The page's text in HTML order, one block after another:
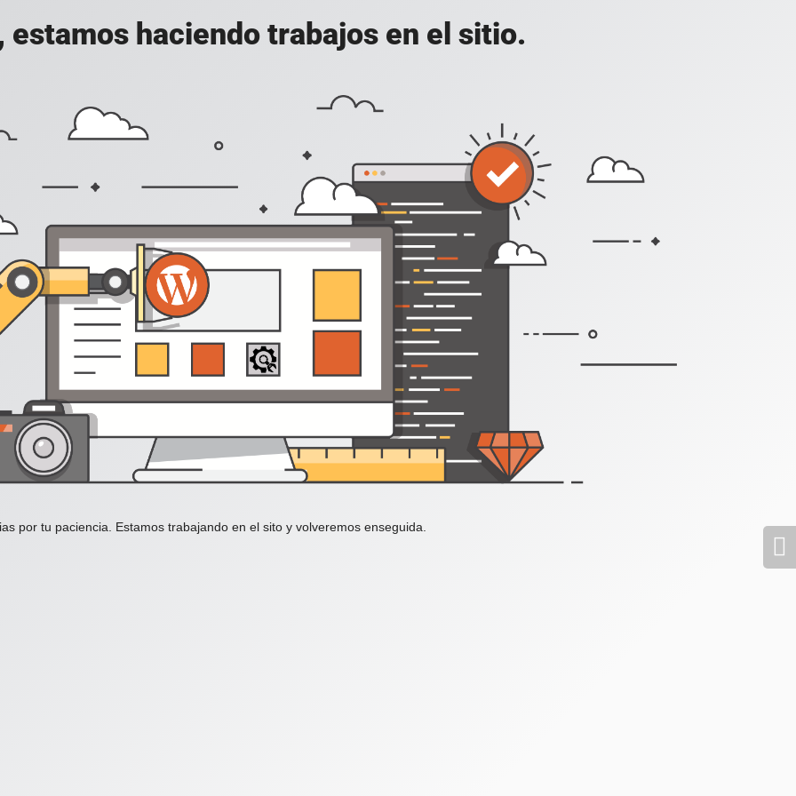
estamos haciendo trabajos en el sitio.
por tu paciencia. Estamos trabajando en el sito y volveremos enseguida.